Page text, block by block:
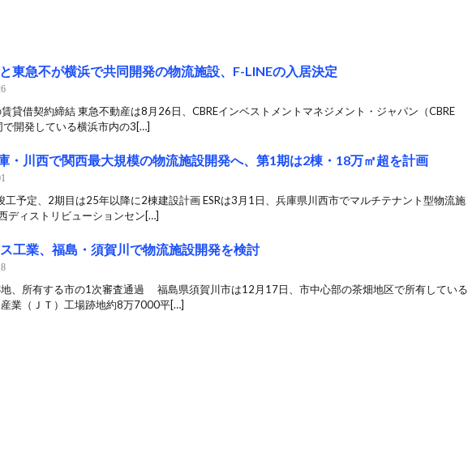
東急不が横浜で共同開発の物流施設、F-LINEの入居決定
貸借契約締結 東急不動産は8月26日、CBREインベストメントマネジメント・ジャパン（CBRE
で開発している横浜市内の3[…]
・川西で関西最大規模の物流施設開発へ、第1期は2棟・18万㎡超を計画
工予定、2期目は25年以降に2棟建設計画 ESRは3月1日、兵庫県川西市でマルチテナント型物流施
ディストリビューションセン[…]
工業、福島・須賀川で物流施設開発を検討
地、所有する市の1次審査通過 福島県須賀川市は12月17日、市中心部の茶畑地区で所有している
業（ＪＴ）工場跡地約8万7000平[…]